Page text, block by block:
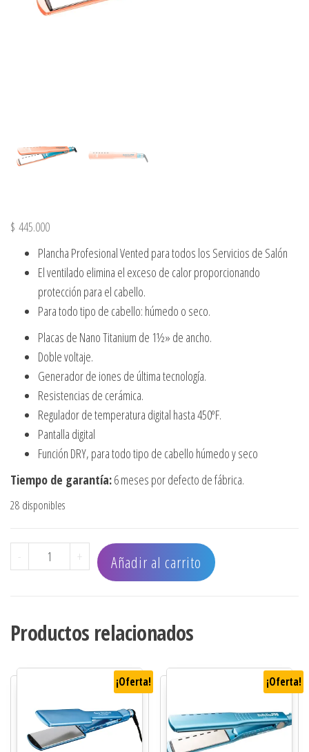
$ 445.000
Plancha Profesional Vented para todos los Servicios de Salón
El ventilado elimina el exceso de calor proporcionando
protección para el cabello.
Para todo tipo de cabello: húmedo o seco.
Placas de Nano Titanium de 1½» de ancho.
Doble voltaje.
Generador de iones de última tecnología.
Resistencias de cerámica.
Regulador de temperatura digital hasta 450ºF.
Pantalla digital
Función DRY, para todo tipo de cabello húmedo y seco
Tiempo de garantía:6 meses por defecto de fábrica.
28 disponibles
- PLANCHA BABYLISSPRO 4093 NANO TITANIUM VENTED
+ Añadir al carrito
Productos relacionados
¡Oferta! ¡Oferta!